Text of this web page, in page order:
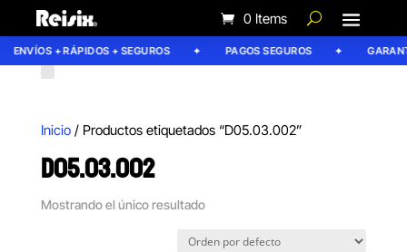
0 Items
ENVÍOS + RÁPIDOS + SEGUROS PAGOS SEGUROS
Inicio/ Productos etiquetados “D05.03.002”
D05.03.002
Mostrando el único resultado